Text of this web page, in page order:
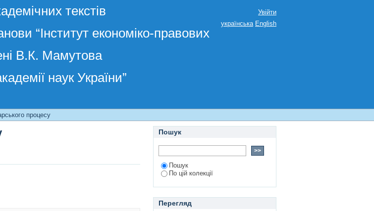
текстів
“Інститут економіко-правових
В.К. Мамутова
наук України”
Увійти
українська English
процесу
Пошук
Пошук
По цій колекції
Перегляд